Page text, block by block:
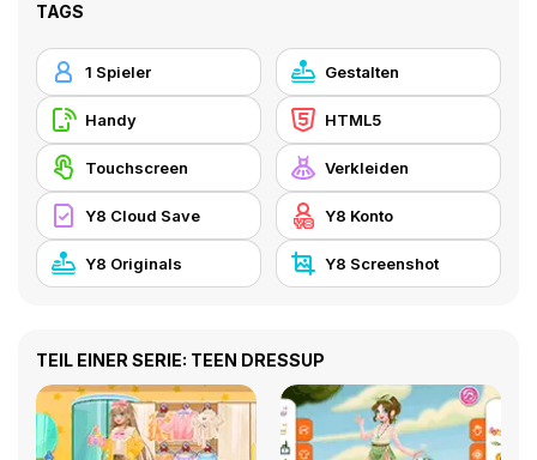
TAGS
1 Spieler Gestalten
Handy HTML5
Touchscreen Verkleiden
Y8 Cloud Save Y8 Konto
Y8 Originals Y8 Screenshot
TEIL EINER SERIE: TEEN DRESSUP